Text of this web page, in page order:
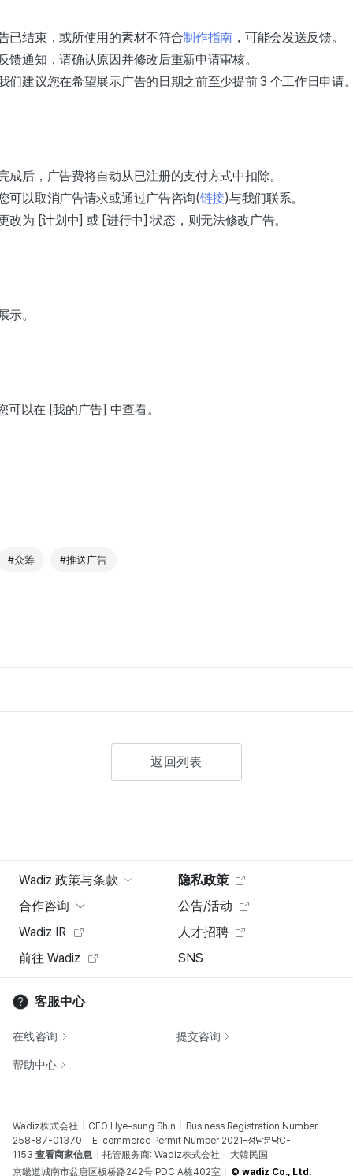
已结束，或所使用的素材不符合制作指南 ，可能会发送反馈。
馈通知，请确认原因并修改后重新申请审核。
们建议您在希望展示广告的日期之前至少提前 3 个工作日申请
成后，广告费将自动从已注册的支付方式中扣除。
可以取消广告请求或通过广告咨询(链接)与我们联系。
改为 [计划中] 或 [进行中] 状态，则无法修改广告。
示。
可以在 [我的广告] 中查看。
#众筹 #推送广告
返回列表
Wadiz 政策与条款
隐私政策
合作咨询
公告/活动
Wadiz IR
人才招聘
前往 Wadiz
SNS
客服中心
在线咨询 提交咨询
帮助中心
Wadiz株式会社 CEO Hye-sung Shin
Business Registration Number
258-87-01370
E-commerce Permit Number 2021-성남분당C-
1153 查看商家信息 托管服务商: Wadiz株式会社
大韓民国
京畿道城南市盆唐区板桥路242号 PDC A栋402室
© wadiz Co., Ltd.